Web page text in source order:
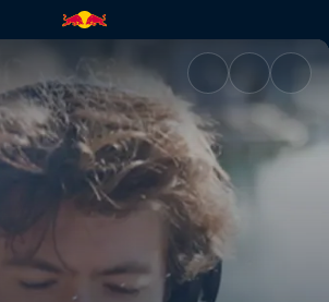
Life World Run: